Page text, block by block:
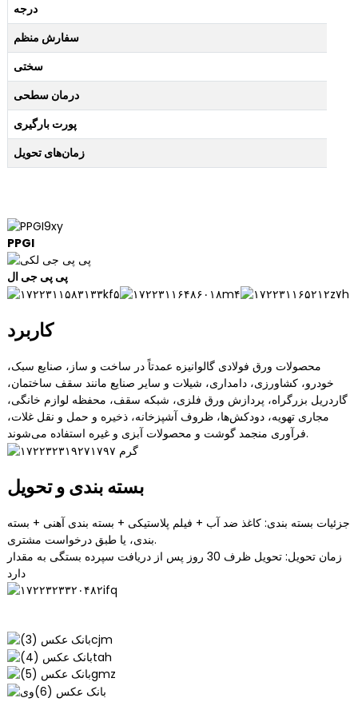
درجه
سفارش منظم
سختی
درمان سطحی
پورت بارگیری
زمان‌های تحویل
PPGI
پی پی جی ال
کاربرد
محصولات ورق فولادی گالوانیزه عمدتاً در ساخت و ساز، صنایع سبک،
خودرو، کشاورزی، دامداری، شیلات و سایر صنایع مانند سقف ساختمان،
گاردریل بزرگراه، پردازش ورق فلزی، شبکه سقف، محفظه لوازم خانگی،
مجاری تهویه، دودکش‌ها، ظروف آشپزخانه، ذخیره و حمل و نقل غلات،
فرآوری منجمد گوشت و محصولات آبزی و غیره استفاده می‌شوند.
بسته بندی و تحویل
جزئیات بسته بندی: کاغذ ضد آب + فیلم پلاستیکی + بسته بندی آهنی + بسته
بندی، یا طبق درخواست مشتری.
زمان تحویل: تحویل ظرف 30 روز پس از دریافت سپرده بستگی به مقدار
دارد